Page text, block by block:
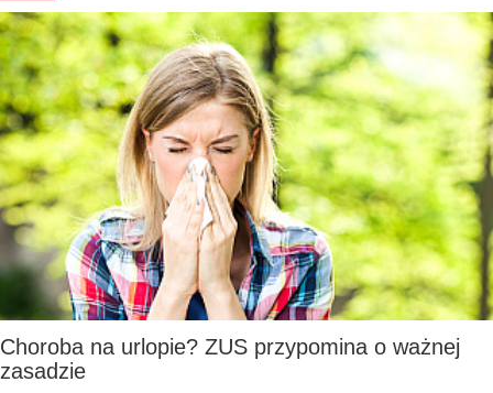
Choroba na urlopie? ZUS przypomina o ważnej
zasadzie